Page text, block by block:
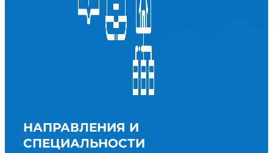
НАПРАВЛЕНИЯ И
СПЕЦИАЛЬНОСТИ